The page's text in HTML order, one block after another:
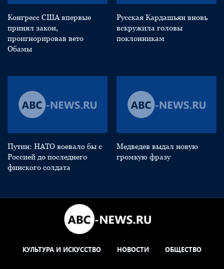
Конгресс США впервые
принял закон,
проигнорировав вето
Обамы
Русская Кардашьян вновь
вскружила головы
поклонникам
Путин: НАТО воевало бы с
Россией до последнего
финского солдата
Медведев выдал новую
громкую фразу
КУЛЬТУРА И ИСКУССТВО НОВОСТИ ОБЩЕСТВО